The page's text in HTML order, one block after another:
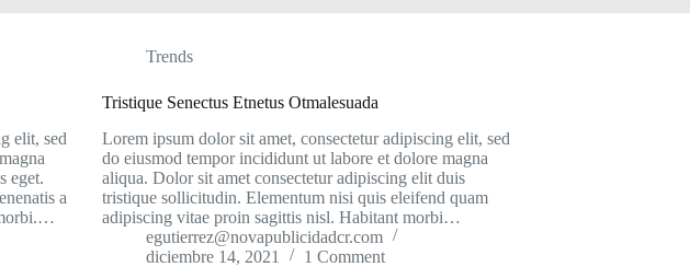
elit, sed
eget.
a
Trends
Tristique Senectus Etnetus Otmalesuada
Lorem ipsum dolor sit amet, consectetur adipiscing elit, sed
do eiusmod tempor incididunt ut labore et dolore magna
aliqua. Dolor sit amet consectetur adipiscing elit duis
tristique sollicitudin. Elementum nisi quis eleifend quam
adipiscing vitae proin sagittis nisl. Habitant morbi…
egutierrez@novapublicidadcr.com
diciembre 14, 2021
1 Comment